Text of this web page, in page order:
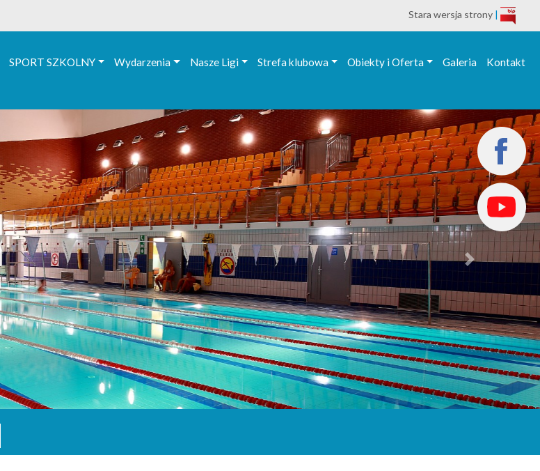
Stara wersja strony |
SPORT SZKOLNY Wydarzenia Nasze Ligi Strefa klubowa Obiekty i Oferta Galeria Kontakt
Next